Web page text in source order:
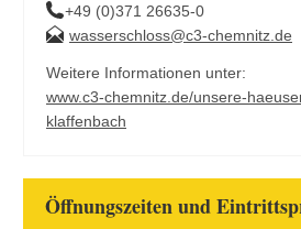
+49 (0)371 26635-0
wasserschloss@c3-chemnitz.de
Weitere Informationen unter:
www.c3-chemnitz.de/unsere-
klaffenbach
Öffnungszeiten und